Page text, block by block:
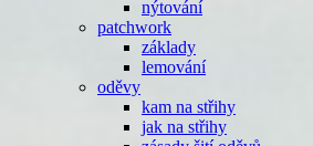
nýtování
patchwork
základy
lemování
oděvy
kam na střihy
jak na střihy